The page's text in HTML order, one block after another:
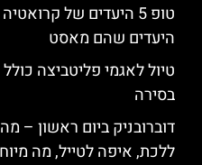
טופ 5 היעדים של
היעדים שהם מאסט
טיול לאגמי פליטביצה
בסירה
דוברובניק ביום ראשון –
ללכת, איפה לטייל, מה